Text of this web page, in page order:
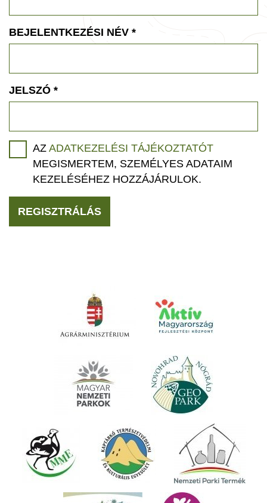
BEJELENTKEZÉSI NÉV *
JELSZÓ *
AZ ADATKEZELÉSI TÁJÉKOZTATÓT
MEGISMERTEM, SZEMÉLYES ADATAIM
KEZELÉSÉHEZ HOZZÁJÁRULOK.
REGISZTRÁLÁS